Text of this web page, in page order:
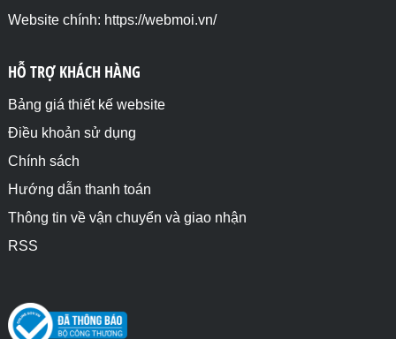
Website chính: https://webmoi.vn/
HỖ TRỢ KHÁCH HÀNG
Bảng giá thiết kế website
Điều khoản sử dụng
Chính sách
Hướng dẫn thanh toán
Thông tin về vận chuyển và giao nhận
RSS